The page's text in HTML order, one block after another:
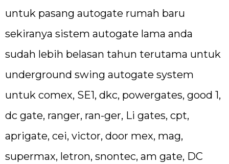
untuk pasang autogate rumah baru
sekiranya sistem autogate lama anda
sudah lebih belasan tahun terutama untuk
underground swing autogate system
untuk comex, SE1, dkc, powergates, good 1,
dc gate, ranger, ran-ger, Li gates, cpt,
aprigate, cei, victor, door mex, mag,
supermax, letron, snontec, am gate, DC